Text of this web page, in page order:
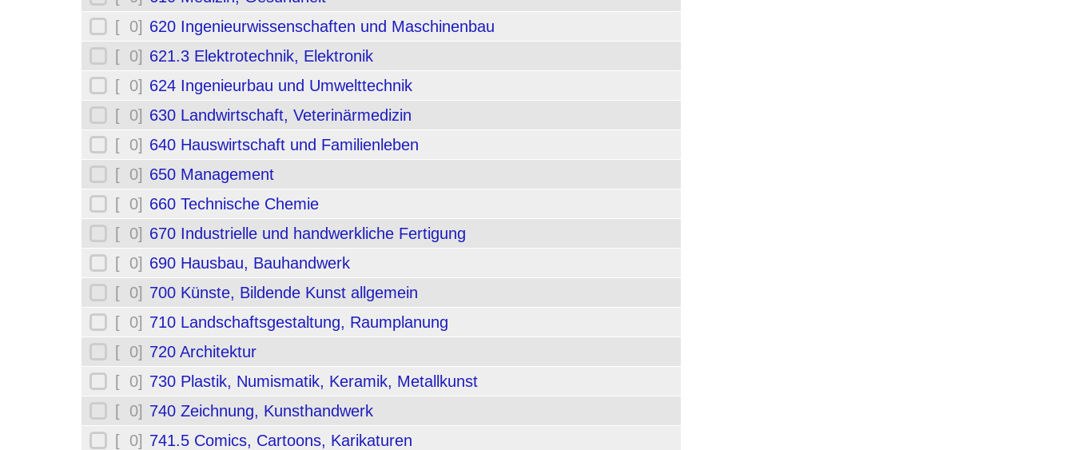
[ 0] 620 Ingenieurwissenschaften und Maschinenbau
[ 0] 621.3 Elektrotechnik, Elektronik
[ 0] 624 Ingenieurbau und Umwelttechnik
[ 0] 630 Landwirtschaft, Veterinärmedizin
[ 0] 640 Hauswirtschaft und Familienleben
[ 0] 650 Management
[ 0] 660 Technische Chemie
[ 0] 670 Industrielle und handwerkliche Fertigung
[ 0] 690 Hausbau, Bauhandwerk
[ 0] 700 Künste, Bildende Kunst allgemein
[ 0] 710 Landschaftsgestaltung, Raumplanung
[ 0] 720 Architektur
[ 0] 730 Plastik, Numismatik, Keramik, Metallkunst
[ 0] 740 Zeichnung, Kunsthandwerk
[ 0] 741.5 Comics, Cartoons, Karikaturen